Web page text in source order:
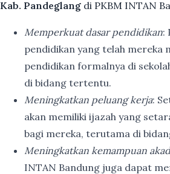
Kab. Pandeglang di PKBM INTAN
Memperkuat dasar pendidikan:
pendidikan yang telah mereka
pendidikan formalnya di
di bidang tertentu.
Meningkatkan peluang kerja:
akan memiliki ijazah yang
bagi mereka, terutama di
Meningkatkan kemampuan
INTAN Bandung juga dapat